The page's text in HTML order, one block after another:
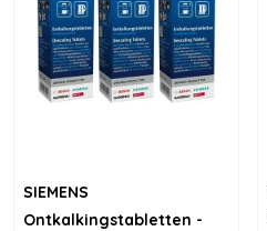
SIEMENS
Ontkalkingstabletten -